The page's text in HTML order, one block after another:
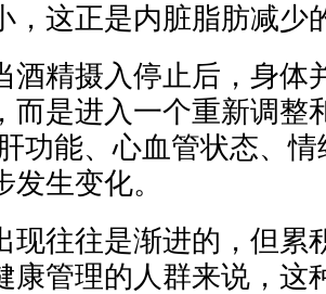
，这正是内脏脂肪减少
酒精摄入停止后，身体
而是进入一个重新调
功能、心血管状态、
生变化。
现往往是渐进的，但累
康管理的人群来说，这